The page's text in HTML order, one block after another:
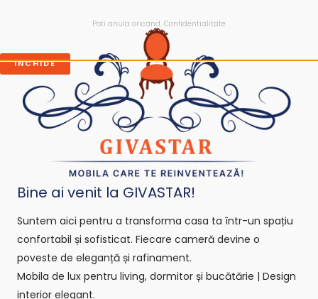
Bine ai venit la GIVASTAR!
Suntem aici pentru a transforma casa ta într-un spațiu
confortabil și sofisticat. Fiecare cameră devine o
poveste de eleganță și rafinament.
Mobila de lux pentru living, dormitor și bucătărie | Design
interior elegant.
Poti anula oricand. Confidentialitate
INCHIDE